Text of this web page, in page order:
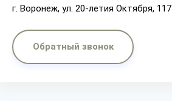
г. Воронеж, ул. 20-летия Октября, 117
Обратный звонок